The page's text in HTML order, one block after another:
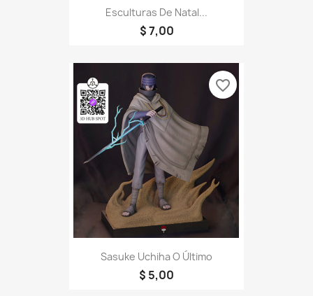
Esculturas De Natal...
$ 7,00
Sasuke Uchiha O Último
$ 5,00
favorite_border